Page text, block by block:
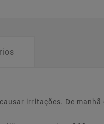
irritações. De